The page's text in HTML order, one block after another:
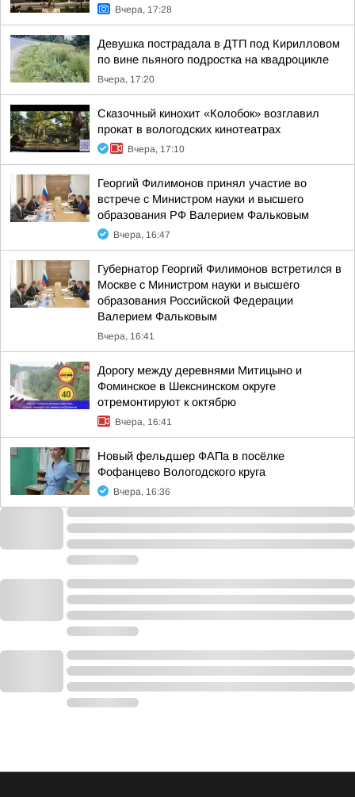
Вчера, 17:28
Девушка пострадала в ДТП под Кирилловом
по вине пьяного подростка на квадроцикле
Вчера, 17:20
Сказочный кинохит «Колобок» возглавил
прокат в вологодских кинотеатрах
Вчера, 17:10
Георгий Филимонов принял участие во
встрече с Министром науки и высшего
образования РФ Валерием Фальковым
Вчера, 16:47
Губернатор Георгий Филимонов встретился в
Москве с Министром науки и высшего
образования Российской Федерации
Валерием Фальковым
Вчера, 16:41
Дорогу между деревнями Митицыно и
Фоминское в Шекснинском округе
отремонтируют к октябрю
Вчера, 16:41
Новый фельдшер ФАПа в посёлке
Фофанцево Вологодского круга
Вчера, 16:36